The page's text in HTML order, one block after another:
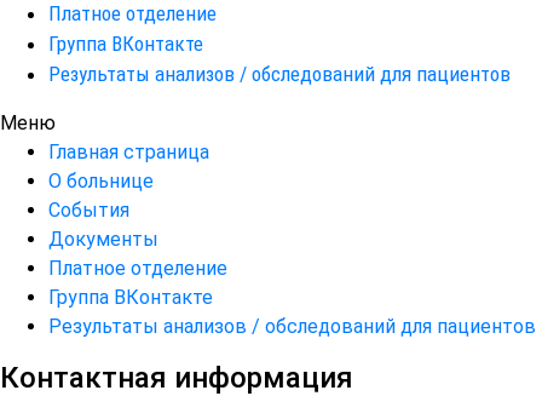
Платное отделение
Группа ВКонтакте
Результаты анализов / обследований для пациентов
Меню
Главная страница
О больнице
События
Документы
Платное отделение
Группа ВКонтакте
Результаты анализов / обследований для пациентов
Контактная информация